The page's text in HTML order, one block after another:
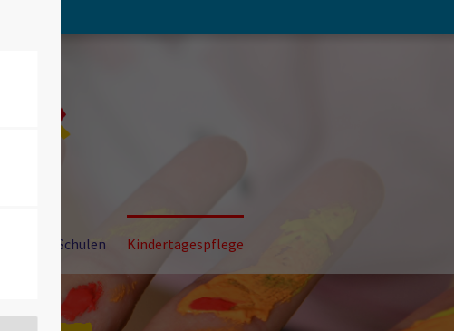
für Schulen Kindertagespflege